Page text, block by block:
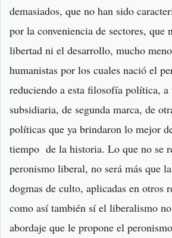
demasiados, que no han sido
por la conveniencia de sectores, que
libertad ni el desarrollo, mucho
humanistas por los cuales nació el
reduciendo a esta filosofía política, a
subsidiaria, de segunda marca, de
políticas que ya brindaron lo mejor
tiempo de la historia. Lo que no se
peronismo liberal, no será más que
dogmas de culto, aplicadas en otros
como así también sí el liberalismo
abordaje que le propone el